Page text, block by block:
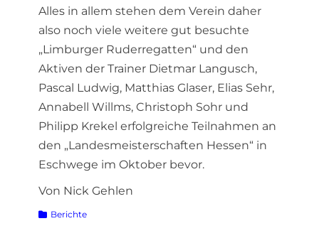
Alles in allem stehen dem Verein daher
also noch viele weitere gut besuchte
„Limburger Ruderregatten“ und den
Aktiven der Trainer Dietmar Langusch,
Pascal Ludwig, Matthias Glaser, Elias Sehr,
Annabell Willms, Christoph Sohr und
Philipp Krekel erfolgreiche Teilnahmen an
den „Landesmeisterschaften Hessen“ in
Eschwege im Oktober bevor.
Von Nick Gehlen
Kategorien
Berichte